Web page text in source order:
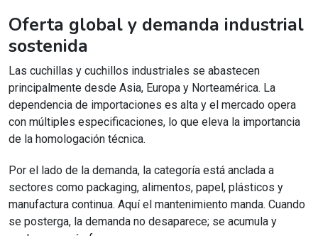
Oferta global y demanda industrial
sostenida
Las cuchillas y cuchillos industriales se abastecen
principalmente desde Asia, Europa y Norteamérica. La
dependencia de importaciones es alta y el mercado opera
con múltiples especificaciones, lo que eleva la importancia
de la homologación técnica.
Por el lado de la demanda, la categoría está anclada a
sectores como packaging, alimentos, papel, plásticos y
manufactura continua. Aquí el mantenimiento manda. Cuando
se posterga, la demanda no desaparece; se acumula y